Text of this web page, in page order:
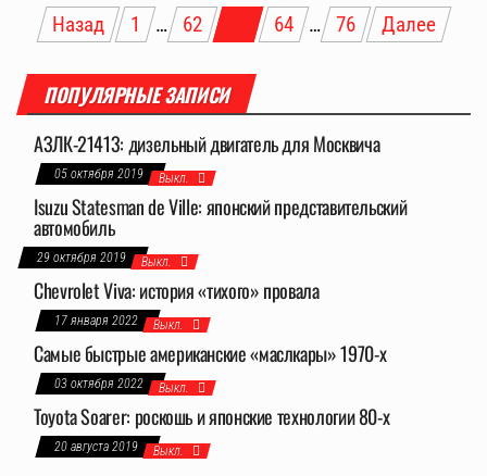
Пагинация
записей
Назад 1 … 62 64 … 76 Далее
ПОПУЛЯРНЫЕ ЗАПИСИ
АЗЛК-21413: дизельный двигатель для Москвича
05 октября 2019 Выкл.
Isuzu Statesman de Ville: японский представительский
автомобиль
29 октября 2019 Выкл.
Chevrolet Viva: история «тихого» провала
17 января 2022 Выкл.
Самые быстрые американские «маслкары» 1970-х
03 октября 2022 Выкл.
Toyota Soarer: роскошь и японские технологии 80-х
20 августа 2019 Выкл.